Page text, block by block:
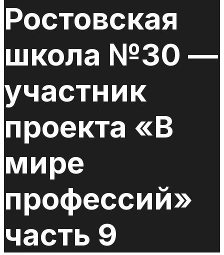
Ростовская
школа №30 —
участник
проекта «В
мире
профессий»
часть 9